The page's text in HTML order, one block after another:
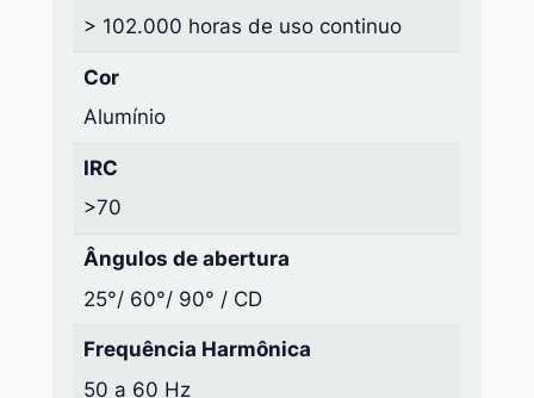
> 102.000 horas de uso continuo
Cor
Alumínio
IRC
>70
Ângulos de abertura
25°/ 60°/ 90° / CD
Frequência Harmônica
50 a 60 Hz